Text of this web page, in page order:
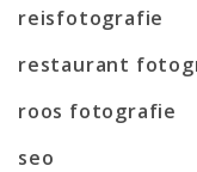
reisfotografie
restaurant
roos fotografie
seo